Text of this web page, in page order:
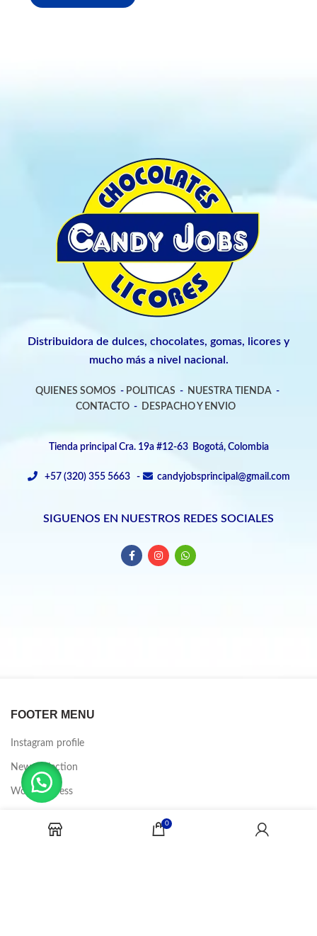
Distribuidora de dulces, chocolates, gomas, licores y
mucho más a nivel nacional.
QUIENES SOMOS - POLITICAS - NUESTRA TIENDA -
CONTACTO- DESPACHO Y ENVIO
Tienda principal Cra. 19a #12-63 Bogotá, Colombia
+57 (320) 355 5663 - candyjobsprincipal@gmail.com
SIGUENOS EN NUESTROS REDES SOCIALES
FOOTER MENU
Instagram profile
New Collection
Woman Dress
0